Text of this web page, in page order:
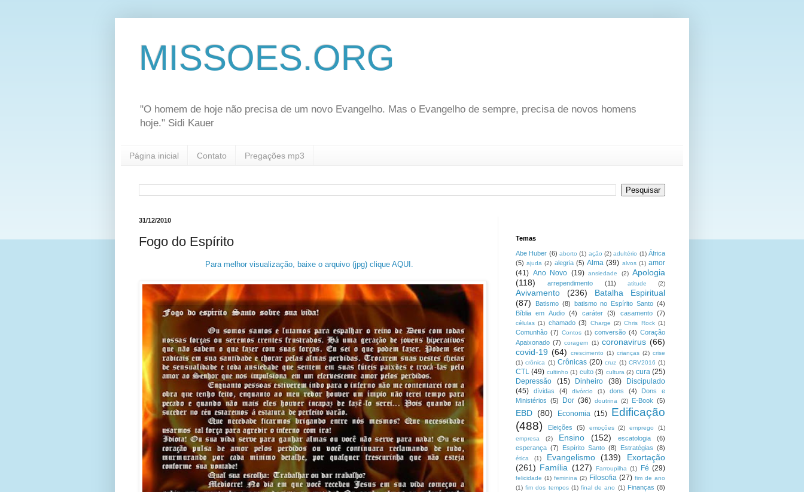
MISSOES.ORG
"O homem de hoje não precisa de um novo Evangelho. Mas o Evangelho de sempre, precisa de novos homens
hoje." Sidi Kauer
Página inicial Contato Pregações mp3
31/12/2010
Fogo do Espírito
Para melhor visualização, baixe o arquivo (jpg) clique AQUI.
Temas
Abe Huber (6) aborto (1) ação (2) adultério (1) África
(5) ajuda (2) alegria (5) Alma (39) alvos (1) amor
(41) Ano Novo (19) ansiedade (2) Apologia
(118)
arrependimento (11) atitude (2)
Avivamento (236)
Batalha Espiritual
(87)
Batismo (8) batismo no Espírito Santo (4)
Bíblia em Audio
(4) caráter (3) casamento (7)
células (1) chamado (3) Charge (2) Chris Rock (1)
Comunhão (7) Contos (1) conversão (4) Coração
Apaixonado (7) coragem (1) coronavirus (66)
covid-19 (64) crescimento (1) crianças (2) crise
(1) crônica (1) Crônicas (20) cruz (1) CRV2016 (1)
CTL (49) cultinho (1) culto (3) cultura (2) cura (25)
Depressão
(15) Dinheiro (38)
Discipulado
(45)
dívidas (4) divórcio (1) dons (4)
Dons e
Ministérios (5) Dor (36) doutrina (2) E-Book (5)
EBD (80) Economia (15) Edificação
(488)
Eleições (5) emoções (2) emprego
(1)
empresa
(2) Ensino (152) escatologia
(6)
esperança (7) Espírito Santo (8) Estratégias (8)
ética (1) Evangelismo (139)
Exortação
(261) Família (127) Farroupilha (1) Fé (29)
felicidade (1) feminina (2) Filosofia (27) fim de ano
(1) fim dos tempos (1) final de ano (1) Finanças (8)